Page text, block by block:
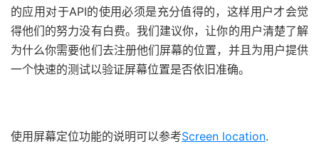
的应用对于API的使用必须是充分值得的，这样用户才会觉
得他们的努力没有白费。我们建议你，让你的用户清楚了解
为什么你需要他们去注册他们屏幕的位置，并且为用户提供
一个快速的测试以验证屏幕位置是否依旧准确。
使用屏幕定位功能的说明可以参考Screen location.